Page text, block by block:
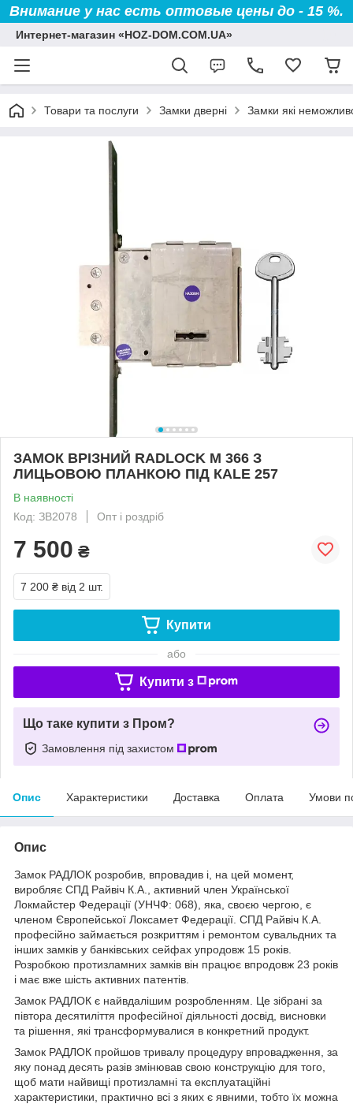
Внимание у нас есть оптовые цены до - 15 %.
Интернет-магазин «HOZ-DOM.COM.UA»
Товари та послуги Замки дверні Замки які
ЗАМОК ВРІЗНИЙ RADLOCK М 366 З
ЛИЦЬОВОЮ ПЛАНКОЮ ПІД КАLE 257
В наявності
Код: ЗВ2078
Опт і роздріб
7 500 ₴
7 200 ₴ від 2 шт.
Купити
або
Купити з
Що таке купити з Пром?
Замовлення під захистом
Опис Характеристики Доставка Оплата Умови
Опис
Замок PAДЛОК розробив, впровадив і, на цей момент,
виробляє СПД Райвіч К.А., активний член Української
Локмайстер Федерації (УНЧФ: 068), яка, своєю чергою, є
членом Європейської Локсамет Федерації. СПД Райвіч К.А.
професійно займається розкриттям і ремонтом сувальдних та
інших замків у банківських сейфах упродовж 15 років.
Розробкою протизламних замків він працює впродовж 23 років
і має вже шість активних патентів.
Замок PAДЛОК є найвдалішим розробленням. Це зібрані за
півтора десятиліття професійної діяльності досвід, висновки
та рішення, які трансформувалися в конкретний продукт.
Замок PAДЛОК пройшов тривалу процедуру впровадження, за
яку понад десять разів змінював свою конструкцію для того,
щоб мати найвищі протизламні та експлуатаційні
характеристики, практично всі з яких є явними, тобто їх можна